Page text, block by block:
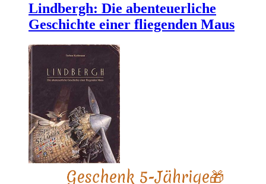
Lindbergh: Die abenteuerliche
Geschichte einer fliegenden Maus